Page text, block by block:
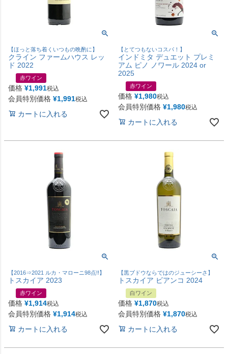
【ほっと落ち着くいつもの晩酌に】
クライン ファームハウス レッ
ド 2022
赤ワイン
価格 ¥1,991税込
会員特別価格 ¥1,991税込
カートに入れる
【とてつもないコスパ！】
インドミタ デュエット プレミ
アム ピノ ノワール 2024 or
2025
赤ワイン
価格 ¥1,980税込
会員特別価格 ¥1,980税込
カートに入れる
【2016⇒2021 ルカ・マローニ98点!!】
トスカイア 2023
赤ワイン
価格 ¥1,914税込
会員特別価格 ¥1,914税込
カートに入れる
【黒ブドウならではのジューシーさ】
トスカイア ビアンコ 2024
白ワイン
価格 ¥1,870税込
会員特別価格 ¥1,870税込
カートに入れる